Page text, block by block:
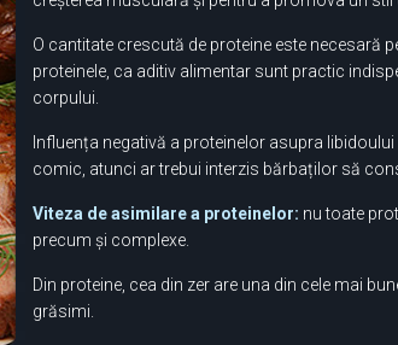
O cantitate crescută de proteine ​​este necesară
proteinele, ca aditiv alimentar sunt practic
corpului.
Influența negativă a proteinelor asupra
comic, atunci ar trebui interzis bărbaților să
Viteza de asimilare a proteinelor: nu toate
precum și complexe.
Din proteine, cea din zer are una din cele mai
grăsimi.